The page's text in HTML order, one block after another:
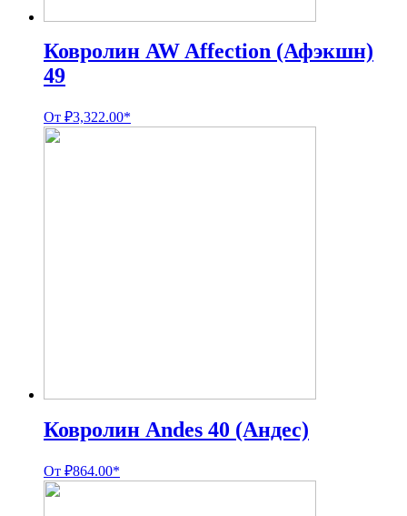
Ковролин AW Affection (Афэкшн)
49
От ₽3,322.00*
Ковролин Andes 40 (Андес)
От ₽864.00*